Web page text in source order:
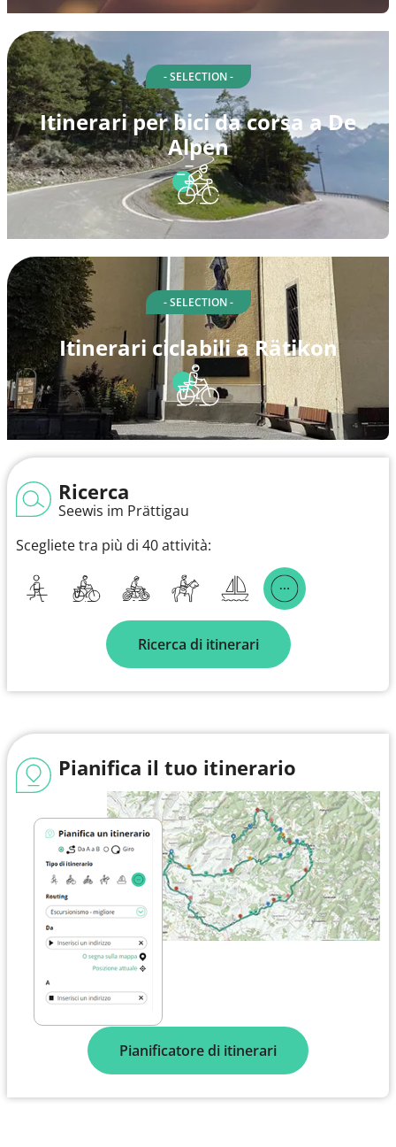
- SELECTION -
Itinerari per bici da corsa a De
Alpen
- SELECTION -
Itinerari ciclabili a Rätikon
Ricerca
Seewis im Prättigau
Scegliete tra più di 40 attività:
Ricerca di itinerari
Pianifica il tuo itinerario
Pianificatore di itinerari